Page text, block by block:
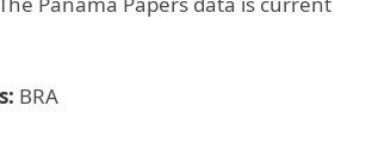
BRA